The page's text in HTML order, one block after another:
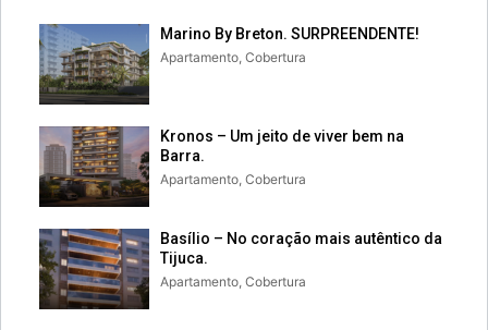
Marino By Breton. SURPREENDENTE!
Apartamento, Cobertura
Kronos – Um jeito de viver bem na
Barra.
Apartamento, Cobertura
Basílio – No coração mais autêntico da
Tijuca.
Apartamento, Cobertura